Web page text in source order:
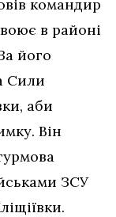
командир
в районі
його
Сили
аби
Він
ЗСУ